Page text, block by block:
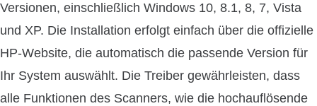
Versionen, einschließlich Windows 10, 8.1, 8, 7, Vista
und XP. Die Installation erfolgt einfach über die offizielle
HP-Website, die automatisch die passende Version für
Ihr System auswählt. Die Treiber gewährleisten, dass
alle Funktionen des Scanners, wie die hochauflösende